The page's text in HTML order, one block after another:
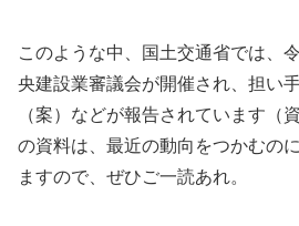
このような中、国土交通省では、
央建設業審議会が開催され、担い
（案）などが報告されています（
の資料は、最近の動向をつかむの
ますので、ぜひご一読あれ。